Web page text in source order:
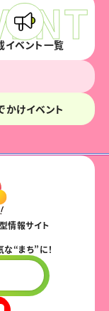
イベント一覧
かけイベント
情報サイト
な“まち”に！